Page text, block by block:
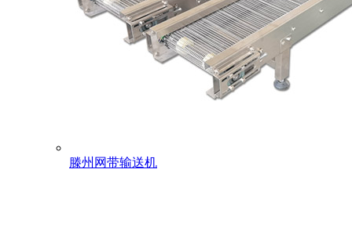
滕州网带输送机